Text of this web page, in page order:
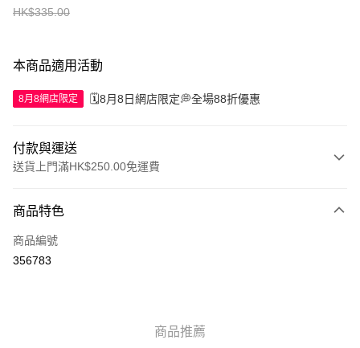
HK$335.00
本商品適用活動
8月8網店限定 🗓️8月8日網店限定💭全場88折優惠
付款與運送
送貨上門滿HK$250.00免運費
信用卡
Apple Pay
商品特色
商品編號
356783
商品推薦